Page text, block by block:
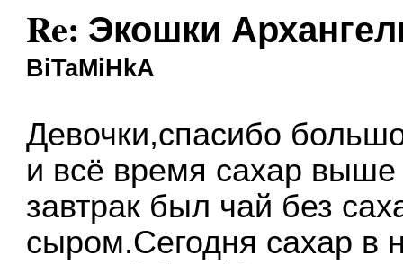
Re: Экошки
BiTaMiHkA
Девочки,спасибо
и всё время сахар
завтрак был чай без
сыром.Сегодня сахар в